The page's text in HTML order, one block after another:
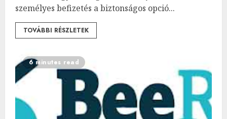
személyes befizetés a biztonságos opció...
TOVÁBBI RÉSZLETEK
6 minutes read